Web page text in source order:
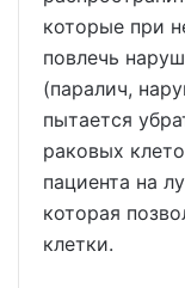
которые при
повлечь
(паралич,
пытается
раковых
пациента на
которая
клетки.